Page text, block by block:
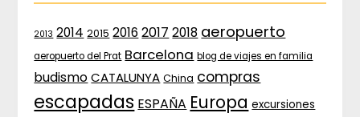
2013 2014 2015 2016 2017 2018 aeropuerto
aeropuerto del Prat Barcelona blog de viajes en familia
budismo CATALUNYA China compras
escapadas ESPAÑA Europa excursiones